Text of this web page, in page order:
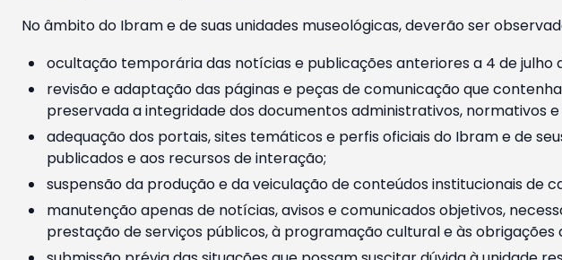
No âmbito do Ibram e de suas unidades museológicas, deverão ser
ocultação temporária das notícias e publicações anteriores a 4 de
revisão e adaptação das páginas e peças de comunicação que
preservada a integridade dos documentos administrativos, normativos e
adequação dos portais, sites temáticos e perfis oficiais do Ibram e de
publicados e aos recursos de interação;
suspensão da produção e da veiculação de conteúdos institucionais de
manutenção apenas de notícias, avisos e comunicados objetivos,
prestação de serviços públicos, à programação cultural e às obrigações